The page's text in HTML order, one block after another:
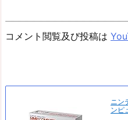
コメント閲覧及び投稿は
ニン
ンピ